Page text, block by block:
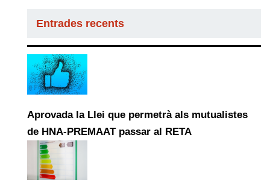
Entrades recents
Aprovada la Llei que permetrà als mutualistes
de HNA-PREMAAT passar al RETA